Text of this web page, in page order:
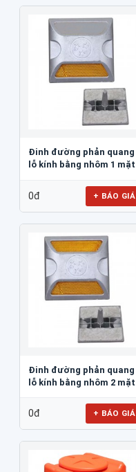
Đinh đường phản quang
lỗ kính bằng nhôm 1 mặt
0đ + BÁO GIÁ
Đinh đường phản quang
lỗ kính bằng nhôm 2 mặt
0đ + BÁO GIÁ